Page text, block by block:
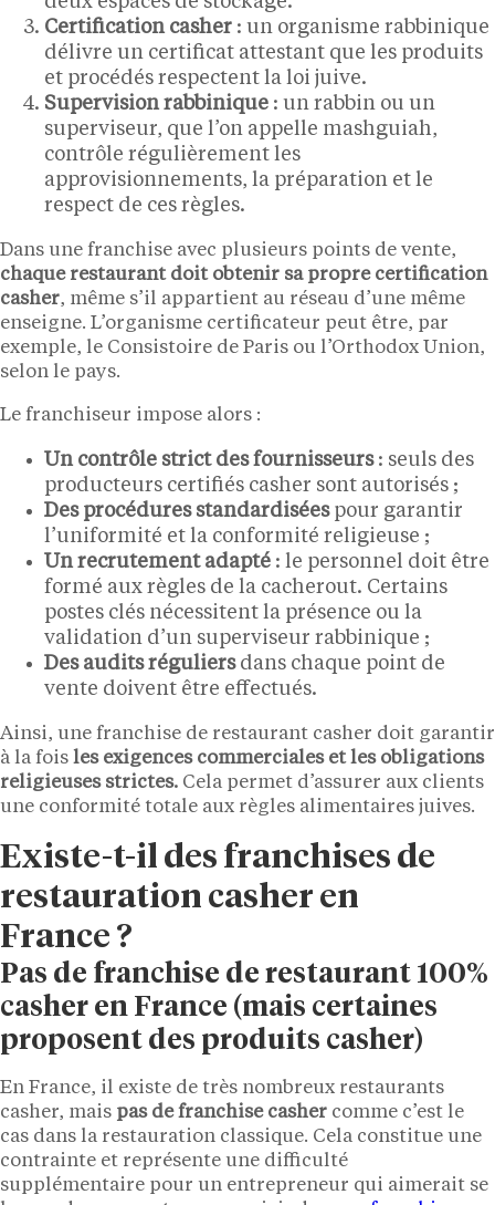
Certification casher : un organisme rabbinique
délivre un certificat attestant que les produits
et procédés respectent la loi juive.
Supervision rabbinique : un rabbin ou un
superviseur, que l’on appelle mashguiah,
contrôle régulièrement les
approvisionnements, la préparation et le
respect de ces règles.
Dans une franchise avec plusieurs points de vente,
chaque restaurant doit obtenir sa propre certification
casher, même s’il appartient au réseau d’une même
enseigne. L’organisme certificateur peut être, par
exemple, le Consistoire de Paris ou l’Orthodox Union,
selon le pays.
Le franchiseur impose alors :
Un contrôle strict des fournisseurs: seuls des
producteurs certifiés casher sont autorisés ;
Des procédures standardiséespour garantir
l’uniformité et la conformité religieuse ;
Un recrutement adapté : le personnel doit être
formé aux règles de la cacherout. Certains
postes clés nécessitent la présence ou la
validation d’un superviseur rabbinique ;
Des audits réguliersdans chaque point de
vente doivent être effectués.
Ainsi, une franchise de restaurant casher doit garantir
à la fois les exigences commerciales et les obligations
religieuses strictes. Cela permet d’assurer aux clients
une conformité totale aux règles alimentaires juives.
Existe-t-il des franchises de
restauration casher en
France ?
Pas de franchise de restaurant 100%
casher en France (mais certaines
proposent des produits casher)
En France, il existe de très nombreux restaurants
casher, mais pas de franchise casher comme c’est le
cas dans la restauration classique. Cela constitue une
contrainte et représente une difficulté
supplémentaire pour un entrepreneur qui aimerait se